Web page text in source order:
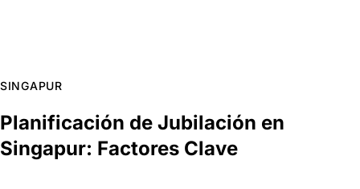
SINGAPUR
Planificación de Jubilación en
Singapur: Factores Clave